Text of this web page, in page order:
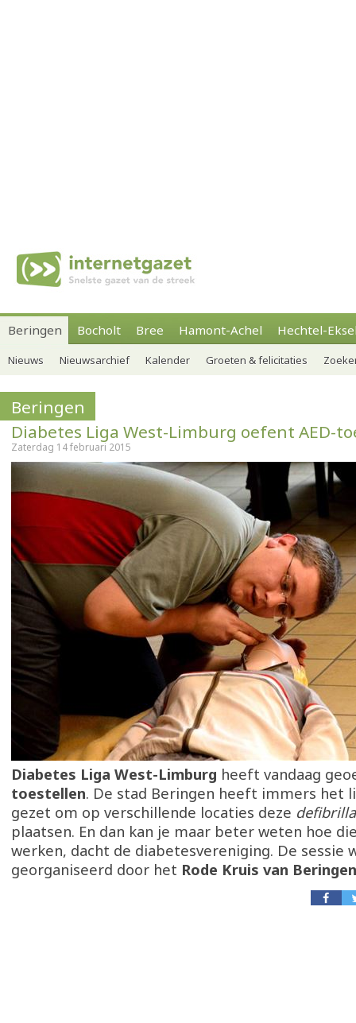
Beringen Bocholt Bree Hamont-Achel Hechtel-
Nieuws Nieuwsarchief Kalender Groeten & felicitaties
Beringen
Diabetes Liga West-Limburg oefent AED-
Zaterdag 14 februari 2015
Diabetes Liga West-Limburg heeft vandaag
toestellen. De stad Beringen heeft immers het
gezet om op verschillende locaties deze
plaatsen. En dan kan je maar beter weten hoe
werken, dacht de diabetesvereniging. De sessie
georganiseerd door het Rode Kruis van